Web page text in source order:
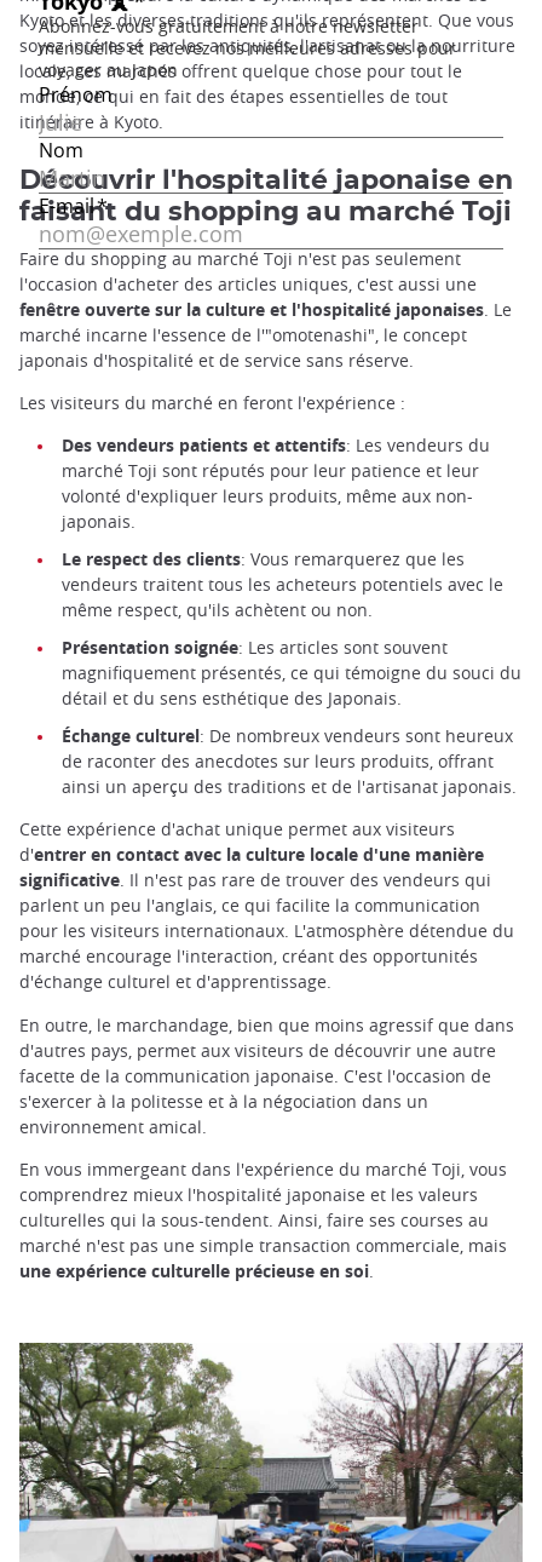
Kyoto et les diverses traditions qu'ils représentent. Que vous
soyez intéressé par les antiquités, l'artisanat ou la nourriture
locale, ces marchés offrent quelque chose pour tout le
monde, ce qui en fait des étapes essentielles de tout
itinéraire à Kyoto.
Découvrir l'hospitalité japonaise en
faisant du shopping au marché Toji
Faire du shopping au marché Toji n'est pas seulement
l'occasion d'acheter des articles uniques, c'est aussi une
fenêtre ouverte sur la culture et l'hospitalité japonaises. Le
marché incarne l'essence de l'"omotenashi", le concept
japonais d'hospitalité et de service sans réserve.
Les visiteurs du marché en feront l'expérience :
Des vendeurs patients et attentifs: Les vendeurs du
marché Toji sont réputés pour leur patience et leur
volonté d'expliquer leurs produits, même aux non-
japonais.
Le respect des clients: Vous remarquerez que les
vendeurs traitent tous les acheteurs potentiels avec le
même respect, qu'ils achètent ou non.
Présentation soignée: Les articles sont souvent
magnifiquement présentés, ce qui témoigne du souci du
détail et du sens esthétique des Japonais.
Échange culturel: De nombreux vendeurs sont heureux
de raconter des anecdotes sur leurs produits, offrant
ainsi un aperçu des traditions et de l'artisanat japonais.
Cette expérience d'achat unique permet aux visiteurs
d'entrer en contact avec la culture locale d'une manière
significative. Il n'est pas rare de trouver des vendeurs qui
parlent un peu l'anglais, ce qui facilite la communication
pour les visiteurs internationaux. L'atmosphère détendue du
marché encourage l'interaction, créant des opportunités
d'échange culturel et d'apprentissage.
En outre, le marchandage, bien que moins agressif que dans
d'autres pays, permet aux visiteurs de découvrir une autre
facette de la communication japonaise. C'est l'occasion de
s'exercer à la politesse et à la négociation dans un
environnement amical.
En vous immergeant dans l'expérience du marché Toji, vous
comprendrez mieux l'hospitalité japonaise et les valeurs
culturelles qui la sous-tendent. Ainsi, faire ses courses au
marché n'est pas une simple transaction commerciale, mais
une expérience culturelle précieuse en soi